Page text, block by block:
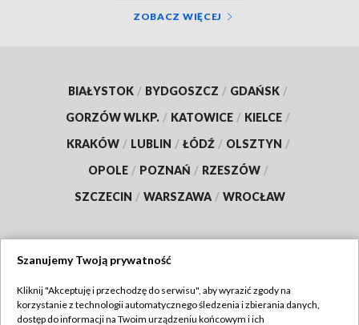
ZOBACZ WIĘCEJ
BIAŁYSTOK / BYDGOSZCZ / GDAŃSK /
GORZÓW WLKP. / KATOWICE / KIELCE /
KRAKÓW / LUBLIN / ŁÓDŹ / OLSZTYN /
OPOLE / POZNAŃ / RZESZÓW /
SZCZECIN / WARSZAWA / WROCŁAW
TVP
Szanujemy Twoją prywatność
Kliknij "Akceptuję i przechodzę do serwisu", aby wyrazić zgody na
korzystanie z technologii automatycznego śledzenia i zbierania danych,
dostęp do informacji na Twoim urządzeniu końcowym i ich